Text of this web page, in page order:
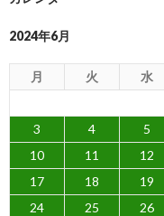
2024年6月
月 火 水
3
4 5
10
11 12
17
18 19
24
25 26